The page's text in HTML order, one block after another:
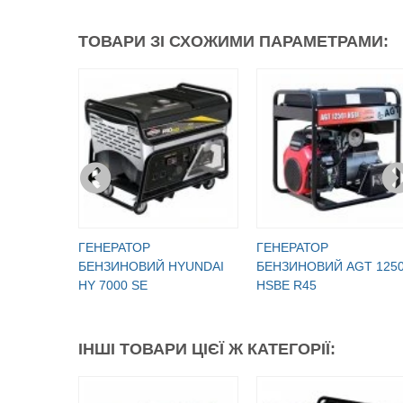
ТОВАРИ ЗІ СХОЖИМИ ПАРАМЕТРАМИ:
ГЕНЕРАТОР
БЕНЗИНОВИЙ HYUNDAI
HY 7000 SE
ГЕНЕРАТОР
БЕНЗИНОВИЙ AGT
HSBE R45
ІНШІ ТОВАРИ ЦІЄЇ Ж КАТЕГОРІЇ: